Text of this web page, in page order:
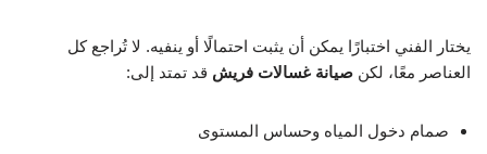
يختار الفني اختبارًا يمكن أن يثبت احتمالًا أو ينفيه. لا تُراجع كل
العناصر معًا، لكن صيانة غسالات فريش قد تمتد إلى:
صمام دخول المياه وحساس المستوى